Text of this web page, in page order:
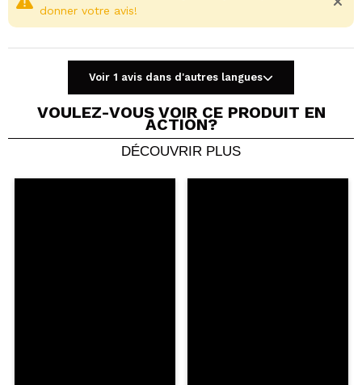
Partager une vidéo ou une photo
Votre vidéo pourrait être la première. Imaginez...
donner votre avis!
Voir 1 avis dans d'autres langues
VOULEZ-VOUS VOIR CE PRODUIT EN
ACTION?
DÉCOUVRIR PLUS